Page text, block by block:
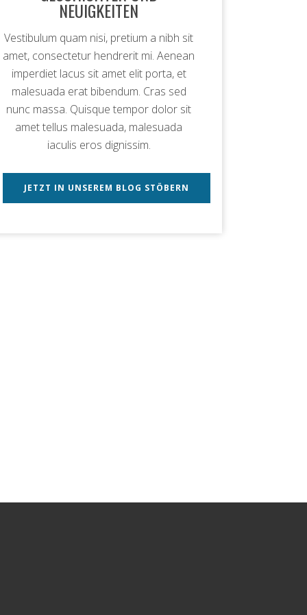
NEUIGKEITEN
Vestibulum quam nisi, pretium a nibh sit
amet, consectetur hendrerit mi. Aenean
imperdiet lacus sit amet elit porta, et
malesuada erat bibendum. Cras sed
nunc massa. Quisque tempor dolor sit
amet tellus malesuada, malesuada
iaculis eros dignissim.
JETZT IN UNSEREM BLOG STÖBERN